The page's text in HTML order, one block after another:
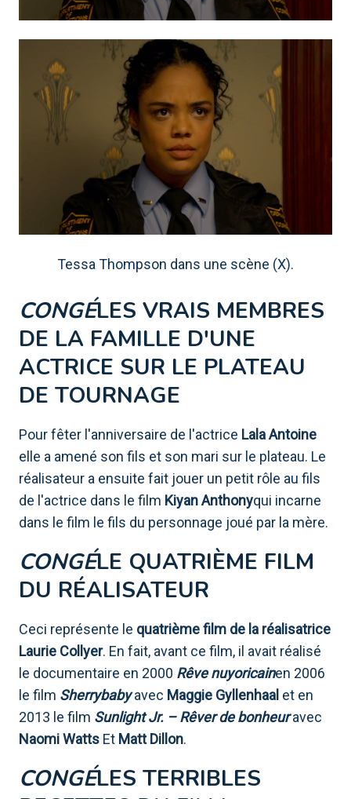
Tessa Thompson dans une scène (X).
CONGÉLES VRAIS MEMBRES
DE LA FAMILLE D'UNE
ACTRICE SUR LE PLATEAU
DE TOURNAGE
Pour fêter l'anniversaire de l'actrice Lala Antoine
elle a amené son fils et son mari sur le plateau. Le
réalisateur a ensuite fait jouer un petit rôle au fils
de l'actrice dans le film Kiyan Anthonyqui incarne
dans le film le fils du personnage joué par la mère.
CONGÉLE QUATRIÈME FILM
DU RÉALISATEUR
Ceci représente le quatrième film de la réalisatrice
Laurie Collyer. En fait, avant ce film, il avait réalisé
le documentaire en 2000 Rêve nuyoricainen 2006
le film Sherrybabyavec Maggie Gyllenhaal et en
2013 le film Sunlight Jr. – Rêver de bonheuravec
Naomi Watts Et Matt Dillon.
CONGÉLES TERRIBLES